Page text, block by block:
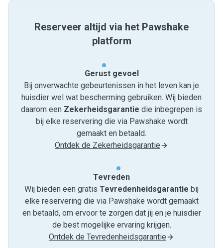
Reserveer altijd via het Pawshake
platform
Gerust gevoel
Bij onverwachte gebeurtenissen in het leven kan je
huisdier wel wat bescherming gebruiken. Wij bieden
daarom een Zekerheidsgarantie die inbegrepen is
bij elke reservering die via Pawshake wordt
gemaakt en betaald.
Ontdek de Zekerheidsgarantie
Tevreden
Wij bieden een gratis Tevredenheids­garantie bij
elke reservering die via Pawshake wordt gemaakt
en betaald, om ervoor te zorgen dat jij en je huisdier
de best mogelijke ervaring krijgen.
Ontdek de Tevredenheidsgarantie